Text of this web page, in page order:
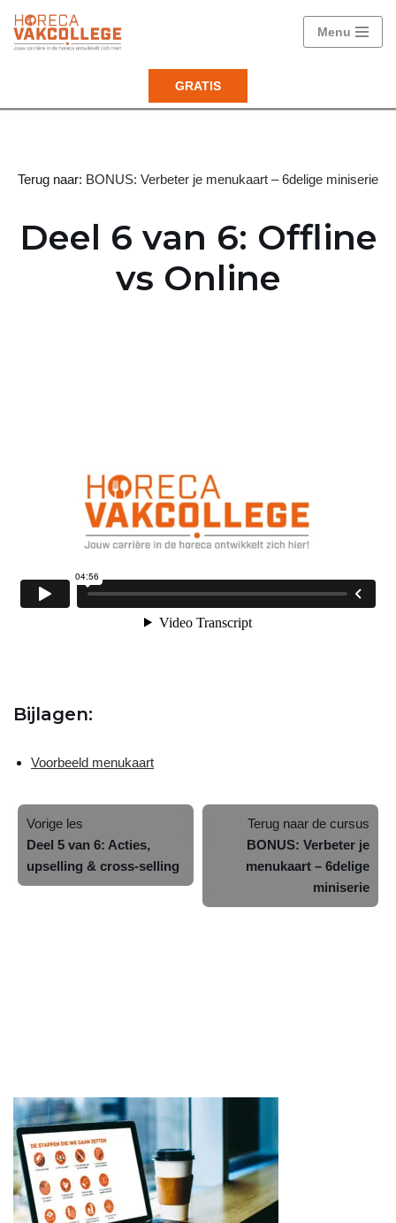
Ga
inhoud
Menu
GRATIS
Terug naar: BONUS: Verbeter je menukaart – 6delige miniserie
Deel 6 van 6: Offline
vs Online
Bijlagen:
Voorbeeld menukaart
Vorige les
Deel 5 van 6: Acties,
upselling & cross-selling
Terug naar de cursus
BONUS: Verbeter je
menukaart – 6delige
miniserie